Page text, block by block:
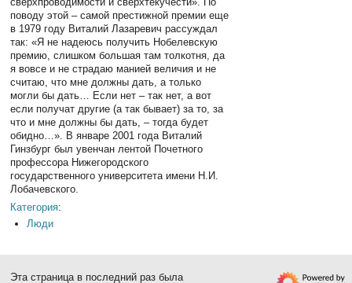
поводу этой – самой престижной премии еще
в 1979 году Виталий Лазаревич рассуждал
так: «Я не надеюсь получить Нобелевскую
премию, слишком большая там толкотня, да
я вовсе и не страдаю манией величия и не
считаю, что мне должны дать, а только
могли бы дать… Если нет – так нет, а вот
если получат другие (а так бывает) за то, за
что и мне должны бы дать, – тогда будет
обидно…». В январе 2001 года Виталий
Гинзбург был увенчан лентой Почетного
профессора Нижегородского
государственного университета имени Н.И.
Лобачевского.
Категория:
Люди
Эта страница в последний раз была